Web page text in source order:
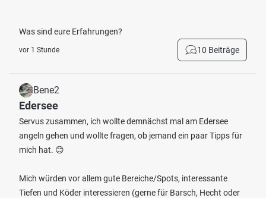
Was sind eure Erfahrungen?
vor 1 Stunde 10 Beiträge
Bene2
Edersee
Servus zusammen, ich wollte demnächst mal am Edersee
angeln gehen und wollte fragen, ob jemand ein paar Tipps für
mich hat. 😊
Mich würden vor allem gute Bereiche/Spots, interessante
Tiefen und Köder interessieren (gerne für Barsch, Hecht oder